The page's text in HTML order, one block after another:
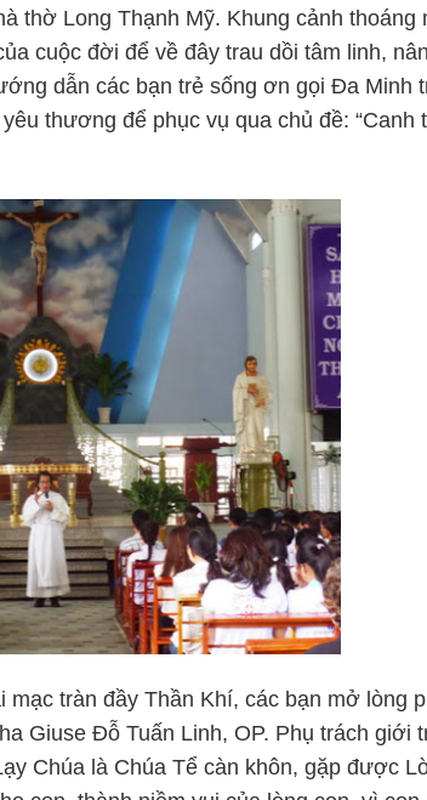
thờ Long Thạnh Mỹ. Khung cảnh thoáng
cuộc đời để về đây trau dồi tâm linh,
dẫn các bạn trẻ sống ơn gọi Đa Minh
thương để phục vụ qua chủ đề: “Canh
tràn đầy Thần Khí, các bạn mở lòng
Giuse Đỗ Tuấn Linh, OP. Phụ trách giới
Chúa là Chúa Tể càn khôn, gặp được